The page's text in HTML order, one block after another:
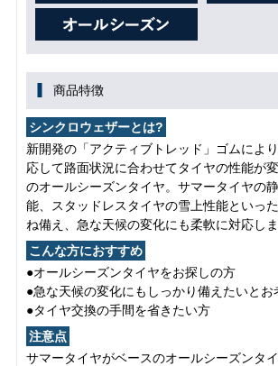
商品特徴
シンクロウェザーとは?
新開発の「アクティブトレッド」ゴムによ
応して路面状況に合わせてタイヤの性能が
のオールシーズンタイヤ。サマータイヤの
能、スタッドレスタイヤの雪上性能といっ
ね備え、急な天候の変化にも柔軟に対応しま
こんな方におすすめ
●オールシーズンタイヤをお探しの方
●急な天候の変化にもしっかり備えたいとお
●タイヤ交換の手間を省きたい方
注意点
サマータイヤがベースのオールシーズンタ